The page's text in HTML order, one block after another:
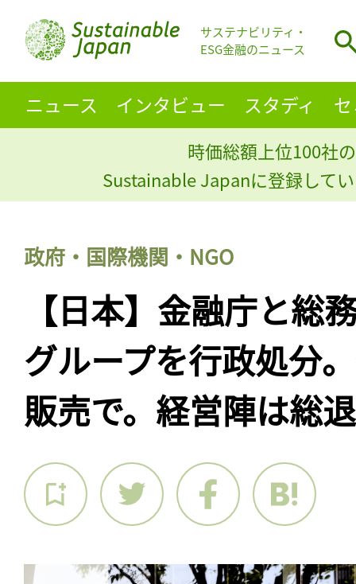
サステナビリティ・
ESG金融のニュース
ニュース インタビュー スタディ
時価総額上位100社
Sustainable Japanに登録して
政府・国際機関・NGO
【日本】金融庁と総
グループを行政処分
販売で。経営陣は総